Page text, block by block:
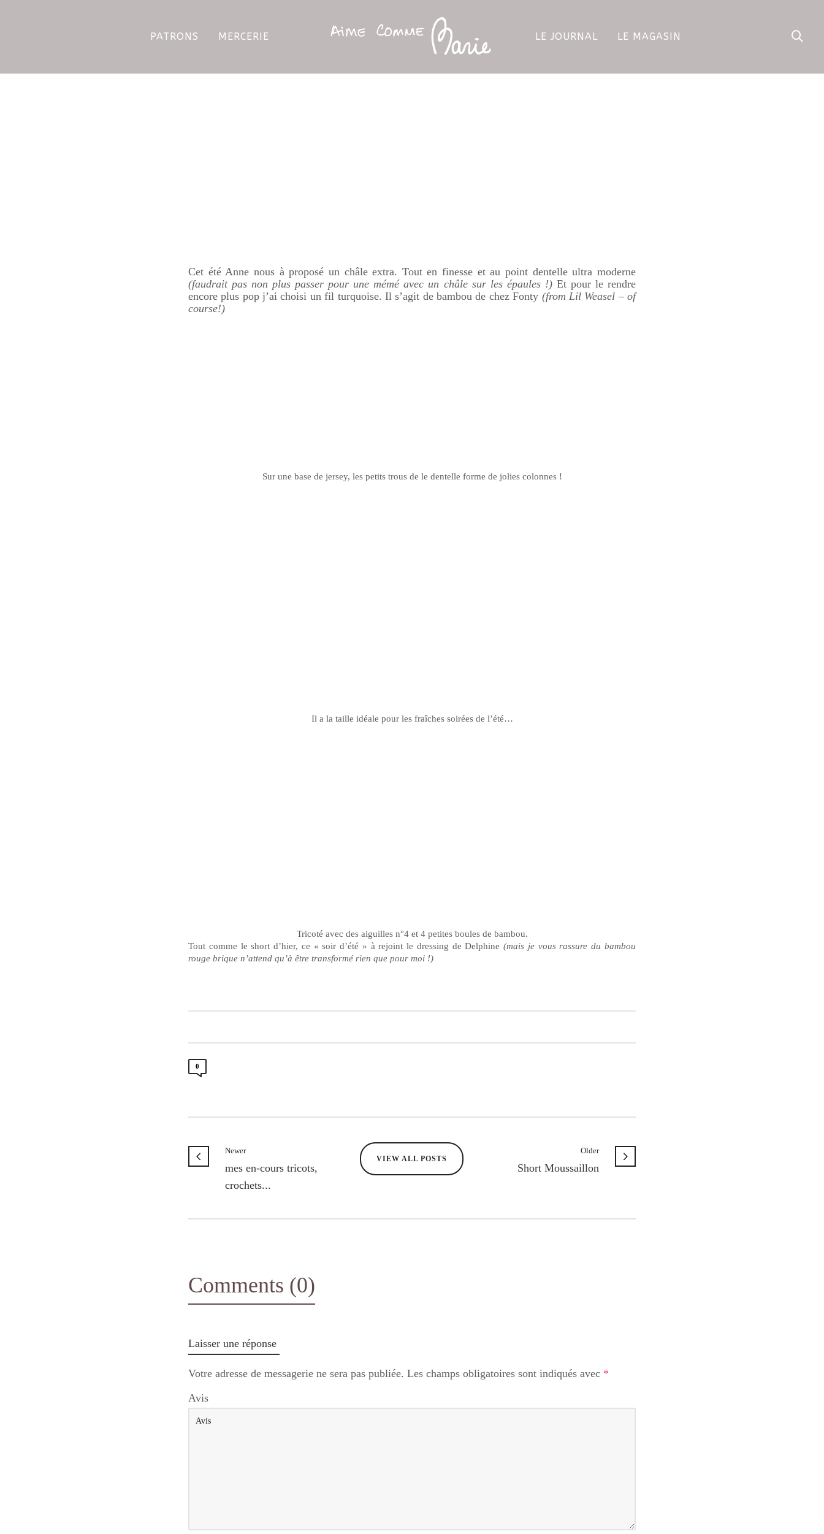
PATRONS MERCERIE LE JOURNAL LE MAGASIN
Cet été Anne nous à proposé un châle extra. Tout en finesse et au point dentelle ultra moderne
(faudrait pas non plus passer pour une mémé avec un châle sur les épaules !)Et pour le rendre
encore plus pop j’ai choisi un fil turquoise. Il s’agit de bambou de chez Fonty (from Lil Weasel – of
course!)
Sur une base de jersey, les petits trous de le dentelle forme de jolies colonnes !
Il a la taille idéale pour les fraîches soirées de l’été…
Tricoté avec des aiguilles n°4 et 4 petites boules de bambou.
Tout comme le short d’hier, ce « soir d’été » à rejoint le dressing de Delphine(mais je vous rassure du bambou
rouge brique n’attend qu’à être transformé rien que pour moi !)
0
Newer
mes en-cours tricots,
crochets...
VIEW ALL POSTS
Older
Short Moussaillon
Comments (0)
Laisser une réponse
Votre adresse de messagerie ne sera pas publiée. Les champs obligatoires sont indiqués avec *
Avis